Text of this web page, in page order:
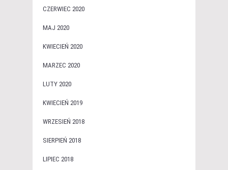
CZERWIEC 2020
MAJ 2020
KWIECIEŃ 2020
MARZEC 2020
LUTY 2020
KWIECIEŃ 2019
WRZESIEŃ 2018
SIERPIEŃ 2018
LIPIEC 2018